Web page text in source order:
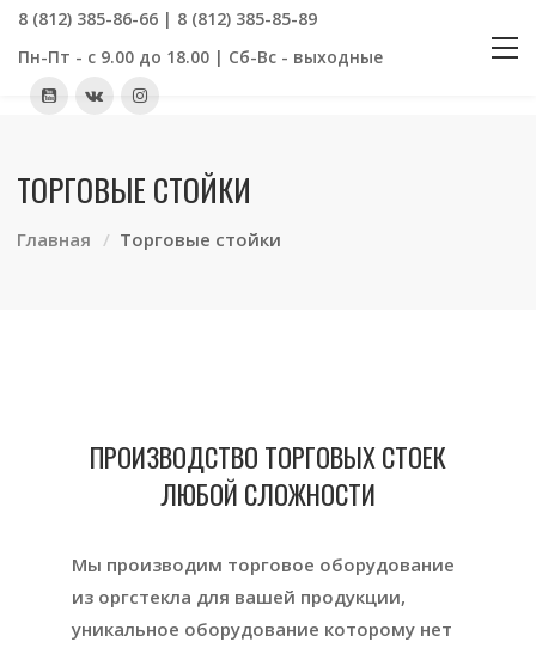
8 (812) 385-86-66 | 8 (812) 385-85-89
Пн-Пт - с 9.00 до 18.00 | Сб-Вс - выходные
ТОРГОВЫЕ СТОЙКИ
Главная Торговые стойки
ПРОИЗВОДСТВО ТОРГОВЫХ СТОЕК
ЛЮБОЙ СЛОЖНОСТИ
Мы производим торговое оборудование
из оргстекла для вашей продукции,
уникальное оборудование которому нет